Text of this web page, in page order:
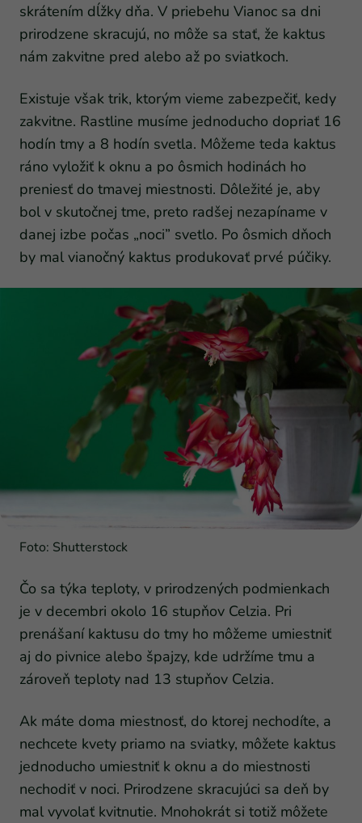
skrátením dĺžky dňa. V priebehu Vianoc sa dni
prirodzene skracujú, no môže sa stať, že kaktus
nám zakvitne pred alebo až po sviatkoch.
Existuje však trik, ktorým vieme zabezpečiť, kedy
zakvitne. Rastline musíme jednoducho dopriať 16
hodín tmy a 8 hodín svetla. Môžeme teda kaktus
ráno vyložiť k oknu a po ôsmich hodinách ho
preniesť do tmavej miestnosti. Dôležité je, aby
bol v skutočnej tme, preto radšej nezapíname v
danej izbe počas „noci” svetlo. Po ôsmich dňoch
by mal vianočný kaktus produkovať prvé púčiky.
Foto: Shutterstock
Čo sa týka teploty, v prirodzených podmienkach
je v decembri okolo 16 stupňov Celzia. Pri
prenášaní kaktusu do tmy ho môžeme umiestniť
aj do pivnice alebo špajzy, kde udržíme tmu a
zároveň teploty nad 13 stupňov Celzia.
Ak máte doma miestnosť, do ktorej nechodíte, a
nechcete kvety priamo na sviatky, môžete kaktus
jednoducho umiestniť k oknu a do miestnosti
nechodiť v noci. Prirodzene skracujúci sa deň by
mal vyvolať kvitnutie. Mnohokrát si totiž môžete